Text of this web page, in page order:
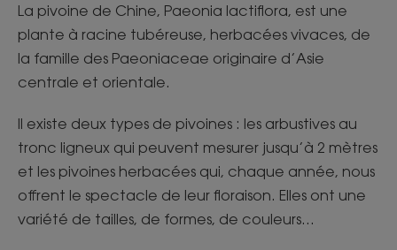
La pivoine de Chine, Paeonia lactiflora, est une
plante à racine tubéreuse, herbacées vivaces, de
la famille des Paeoniaceae originaire d’Asie
centrale et orientale.​
​Il existe deux types de pivoines : les arbustives au
tronc ligneux qui peuvent mesurer jusqu’à 2 mètres
et les pivoines herbacées qui, chaque année, nous
offrent le spectacle de leur floraison. Elles ont une
variété de tailles, de formes, de couleurs…​